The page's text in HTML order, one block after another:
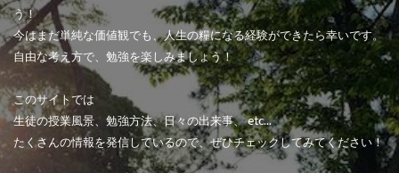
う！
今はまだ単純な価値観でも、人生の糧になる経験ができたら幸いです。
自由な考え方で、勉強を楽しみましょう！
このサイトでは
生徒の授業風景、勉強方法、日々の出来事、 etc...
たくさんの情報を発信しているので、ぜひチェックしてみてください！